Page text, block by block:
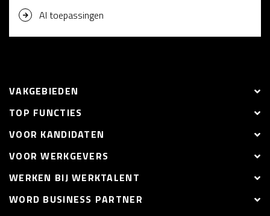
AI toepassingen
VAKGEBIEDEN
TOP FUNCTIES
VOOR KANDIDATEN
VOOR WERKGEVERS
WERKEN BIJ WERKTALENT
WORD BUSINESS PARTNER